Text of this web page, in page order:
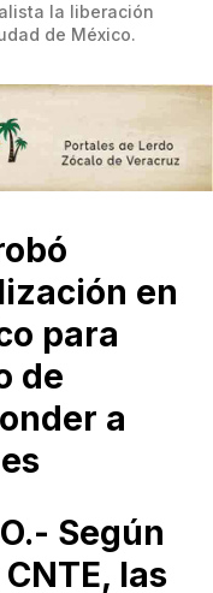
la liberación
de México.
en
para
de
a
Según
las